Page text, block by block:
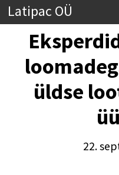
Latipac OÜ
üldse
22.